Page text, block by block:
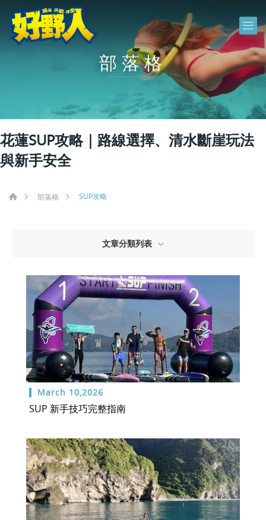
部落格
花蓮SUP攻略｜路線選擇、清水斷崖玩法
與新手安全
部落格 SUP攻略
文章分類列表
March 10,2026
SUP 新手技巧完整指南